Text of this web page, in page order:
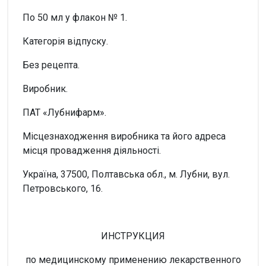
По 50 мл у флакон № 1.
Категорія відпуску.
Без рецепта.
Виробник.
ПАТ «Лубнифарм».
Місцезнаходження виробника та його адреса
місця провадження діяльності.
Україна, 37500, Полтавська обл., м. Лубни, вул.
Петровського, 16.
ИНСТРУКЦИЯ
по медицинскому применению лекарственного